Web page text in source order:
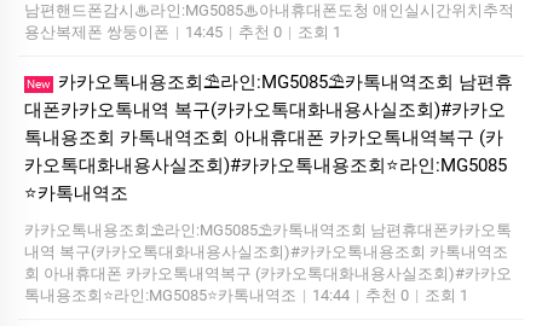
남편핸드폰감시♨라인:MG5085♨아내휴대폰도청 애인실시간위치추적
용산복제폰 쌍둥이폰 | 14:45 | 추천 0 | 조회 1
New
카카오톡내용조회⛱️라인:MG5085⛱️카톡내역조회 남편휴
대폰카카오톡내역 복구(카카오톡대화내용사실조회)#카카오
톡내용조회 카톡내역조회 아내휴대폰 카카오톡내역복구 (카
카오톡대화내용사실조회)#카카오톡내용조회⭐라인:MG5085
⭐카톡내역조
카카오톡내용조회⛱️라인:MG5085⛱️카톡내역조회 남편휴대폰카카오톡
내역 복구(카카오톡대화내용사실조회)#카카오톡내용조회 카톡내역조
회 아내휴대폰 카카오톡내역복구 (카카오톡대화내용사실조회)#카카오
톡내용조회⭐라인:MG5085⭐카톡내역조 | 14:44 | 추천 0 | 조회 1